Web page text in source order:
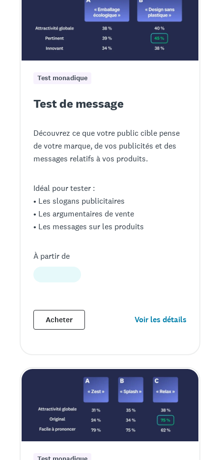
Test monadique
Test de message
Découvrez ce que votre public cible pense
de votre marque, de vos publicités et des
messages relatifs à vos produits.
Idéal pour tester :
• Les slogans publicitaires
• Les argumentaires de vente
• Les messages sur les produits
À partir de
Acheter Voir les détails